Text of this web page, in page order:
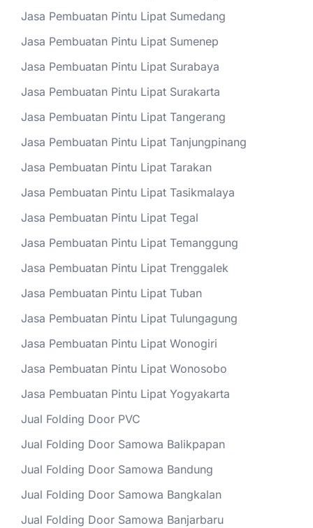
Jasa Pembuatan Pintu Lipat Sumedang
Jasa Pembuatan Pintu Lipat Sumenep
Jasa Pembuatan Pintu Lipat Surabaya
Jasa Pembuatan Pintu Lipat Surakarta
Jasa Pembuatan Pintu Lipat Tangerang
Jasa Pembuatan Pintu Lipat Tanjungpinang
Jasa Pembuatan Pintu Lipat Tarakan
Jasa Pembuatan Pintu Lipat Tasikmalaya
Jasa Pembuatan Pintu Lipat Tegal
Jasa Pembuatan Pintu Lipat Temanggung
Jasa Pembuatan Pintu Lipat Trenggalek
Jasa Pembuatan Pintu Lipat Tuban
Jasa Pembuatan Pintu Lipat Tulungagung
Jasa Pembuatan Pintu Lipat Wonogiri
Jasa Pembuatan Pintu Lipat Wonosobo
Jasa Pembuatan Pintu Lipat Yogyakarta
Jual Folding Door PVC
Jual Folding Door Samowa Balikpapan
Jual Folding Door Samowa Bandung
Jual Folding Door Samowa Bangkalan
Jual Folding Door Samowa Banjarbaru